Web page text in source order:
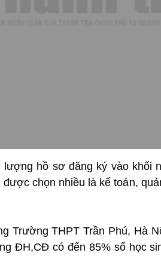
hồ sơ đăng ký vào khối
chọn nhiều là kế toán,
Trường THPT Trần Phú, Hà
ĐH,CĐ có đến 85% số học